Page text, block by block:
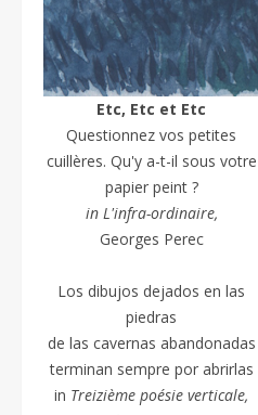
Etc, Etc et Etc
Questionnez vos petites
cuillères. Qu'y a-t-il sous votre
papier peint ?
in L'infra-ordinaire,
Georges Perec
Los dibujos dejados en las
piedras
de las cavernas abandonadas
terminan sempre por abrirlas
in Treizième poésie verticale,